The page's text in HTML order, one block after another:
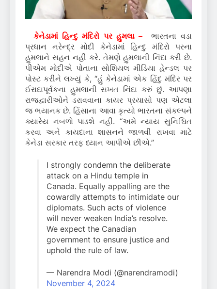
કેનેડામાં હિન્દુ મંદિરો પર હુમલા –
ભારતના વડા
પ્રધાન નરેન્દ્ર મોદી કેનેડામાં હિન્દુ મંદિરો પરના
હુમલાને સહન નહીં કરે. તેમણે હુમલાની નિંદા કરી છે.
પીએમ મોદીએ પોતાના સોશિયલ મીડિયા હેન્ડલ પર
પોસ્ટ કરીને લખ્યું કે, “હું કેનેડામાં એક હિંદુ મંદિર પર
ઈરાદાપૂર્વકના હુમલાની સખત નિંદા કરું છું. આપણા
રાજદ્વારીઓને ડરાવવાના કાયર પ્રયાસો પણ એટલા
જ ભયાનક છે. હિંસાના આવા કૃત્યો ભારતના સંકલ્પને
ક્યારેય નબળો પાડશે નહીં. “અમે ન્યાય સુનિશ્ચિત
કરવા અને કાયદાના શાસનને જાળવી રાખવા માટે
કેનેડા સરકાર તરફ ધ્યાન આપીએ છીએ.”
I strongly condemn the deliberate
attack on a Hindu temple in
Canada. Equally appalling are the
cowardly attempts to intimidate our
diplomats. Such acts of violence
will never weaken India’s resolve.
We expect the Canadian
government to ensure justice and
uphold the rule of law.
— Narendra Modi (@narendramodi)
November 4, 2024